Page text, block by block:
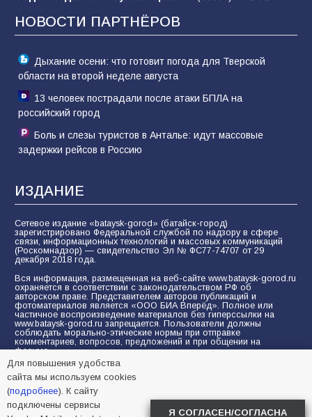
НОВОСТИ ПАРТНЁРОВ
Дыхание осени: что готовит погода для Тверской
области на второй неделе августа
13 человек пострадали после атаки БПЛА на
российский город
Боль и слезы туристов в Анталье: идут массовые
задержки рейсов в Россию
ИЗДАНИЕ
Сетевое издание «bataysk-gorod» (батайск-город)
зарегистрировано Федеральной службой по надзору в сфере
связи, информационных технологий и массовых коммуникаций
(Роскомнадзор) — свидетельство Эл № ФС77-74707 от 29
декабря 2018 года.
Вся информация, размещенная на веб-сайте www.bataysk-gorod.ru
охраняется в соответствии с законодательством РФ об
авторском праве. Представителем авторов публикаций и
фотоматериалов является «ООО БИА Вперёд». Полное или
частичное воспроизведение материалов без гиперссылки на
www.bataysk-gorod.ru запрещается. Пользователи должны
соблюдать морально-этические нормы при отправке
комментариев, вопросов, предложений и при общении на
форуме.
Политика конфиденциальности и защиты информации
Согласие на обработку персональных данных с помощью
сервисов Yandex.Metrika, LiveInternet, top.mail.ru
Для повышения удобства
сайта мы используем cookies
(подробнее). К сайту
подключены сервисы
Я СОГЛАСЕН/СОГЛАСНА